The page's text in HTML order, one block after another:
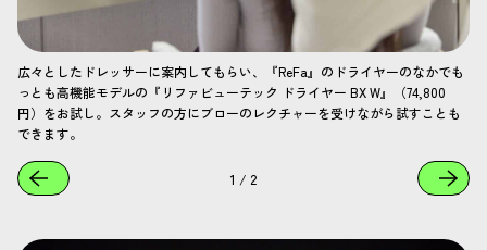
広々としたドレッサーに案内してもらい、『ReFa』のドライヤーのなかでも
っとも高機能モデルの『リファビューテック ドライヤー BX W』（74,800
円）をお試し。スタッフの方にブローのレクチャーを受けながら試すことも
できます。
1 / 2